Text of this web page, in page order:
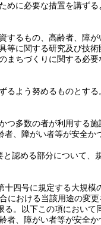
に必要な措置を講ずる
るもの、高齢者、障
等に関する研究及び技
ちづくりに関する必要
よう努めるものとする
多数の者が利用する
、障がい者等が安全か
認める部分について、
十四号に規定する大規模
における当該用途の変
る。以下この項において
、障がい者等が安全